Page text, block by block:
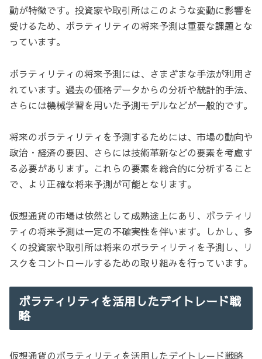
動が特徴です。投資家や取引所はこのような変動に影響を
受けるため、ボラティリティの将来予測は重要な課題とな
っています。
ボラティリティの将来予測には、さまざまな手法が利用さ
れています。過去の価格データからの分析や統計的手法、
さらには機械学習を用いた予測モデルなどが一般的です。
将来のボラティリティを予測するためには、市場の動向や
政治・経済の要因、さらには技術革新などの要素を考慮す
る必要があります。これらの要素を総合的に分析すること
で、より正確な将来予測が可能となります。
仮想通貨の市場は依然として成熟途上にあり、ボラティリ
ティの将来予測は一定の不確実性を伴います。しかし、多
くの投資家や取引所は将来のボラティリティを予測し、リ
スクをコントロールするための取り組みを行っています。
ボラティリティを活用したデイトレード戦
略
仮想通貨のボラティリティを活用したデイトレード戦略